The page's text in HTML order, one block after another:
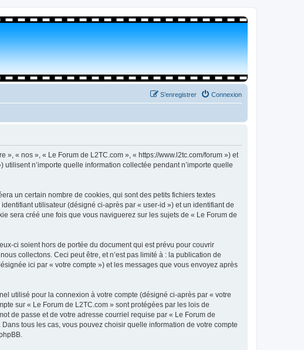
Connexion
S’enregistrer
« nos », « Le Forum de L2TC.com », « https://www.l2tc.com/forum ») et
n’importe quelle information collectée pendant n’importe quelle
un certain nombre de cookies, qui sont des petits fichiers textes
utilisateur (désigné ci-après par « user-id ») et un identifiant de
sera créé une fois que vous naviguerez sur les sujets de « Le Forum de
ci soient hors de portée du document qui est prévu pour couvrir
collectons. Ceci peut être, et n’est pas limité à : la publication de
ici par « votre compte ») et les messages que vous envoyez après
utilisé pour la connexion à votre compte (désigné ci-après par « votre
sur « Le Forum de L2TC.com » sont protégées par les lois de
de passe et de votre adresse courriel requise par « Le Forum de
tous les cas, vous pouvez choisir quelle information de votre compte